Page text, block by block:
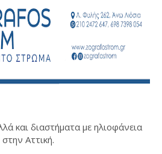
και διαστήματα με ηλιοφάνεια
Αττική.